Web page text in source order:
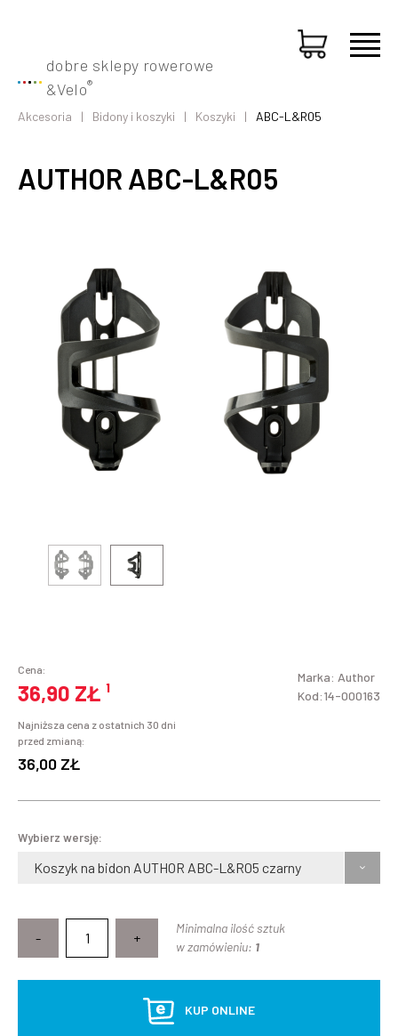
dobre sklepy rowerowe
&Velo®
Akcesoria Bidony i koszyki Koszyki ABC-L&R05
AUTHOR ABC-L&R05
Cena:
36,90 ZŁ ¹
Najniższa cena z ostatnich 30 dni
przed zmianą:
36,00 ZŁ
Marka: Author
Kod:14-000163
Wybierz wersję:
Koszyk na bidon AUTHOR ABC-L&R05 czarny
- +
Minimalna ilość sztuk
w zamówieniu: 1
KUP ONLINE